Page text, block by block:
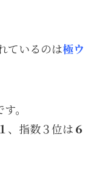
ているのは極ウ
。
、指数３位は６